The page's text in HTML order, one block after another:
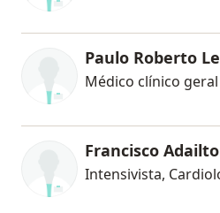
Médico clínico geral
Francisco
Intensivista,